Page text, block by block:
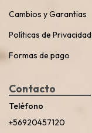
Cambios y Garantias
Políticas de Privacidad
Formas de pago
Contacto
Teléfono
+56920457120